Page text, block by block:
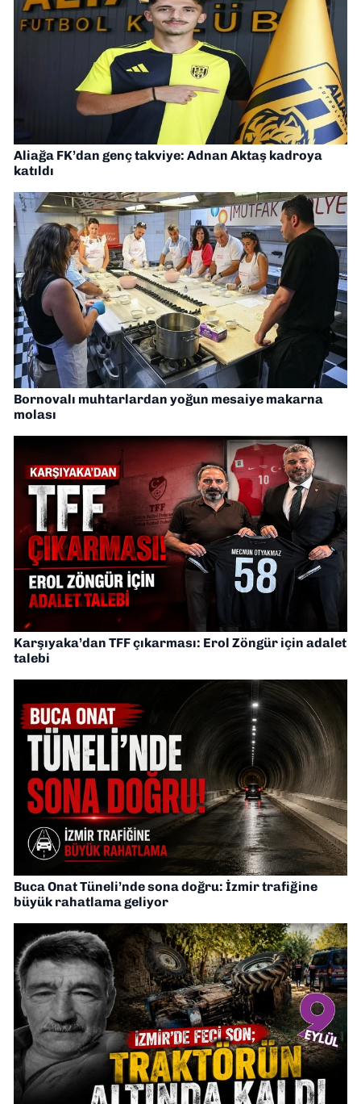
Aliağa FK’dan genç takviye: Adnan Aktaş kadroya
katıldı
Bornovalı muhtarlardan yoğun mesaiye makarna
molası
Karşıyaka’dan TFF çıkarması: Erol Zöngür için adalet
talebi
Buca Onat Tüneli’nde sona doğru: İzmir trafiğine
büyük rahatlama geliyor